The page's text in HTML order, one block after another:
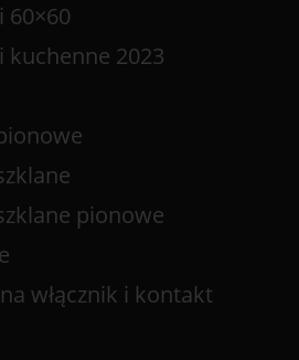
60×60
kuchenne 2023
pionowe
włącznik i kontakt